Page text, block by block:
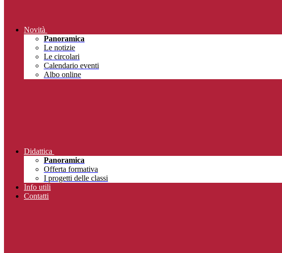
Novità
Panoramica
Le notizie
Le circolari
Calendario eventi
Albo online
Didattica
Panoramica
Offerta formativa
I progetti delle classi
Info utili
Contatti